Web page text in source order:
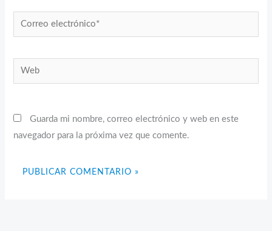
Correo
electrónico*
Web
Guarda mi nombre, correo electrónico y web en este
navegador para la próxima vez que comente.